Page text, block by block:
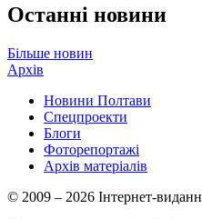
Останні новини
Більше новин
Архів
Новини Полтави
Спецпроекти
Блоги
Фоторепортажі
Архів матеріалів
© 2009 – 2026 Інтернет-